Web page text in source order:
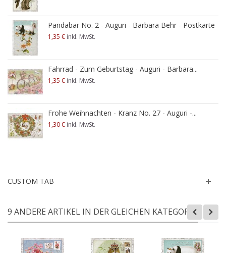
Pandabär No. 2 - Auguri - Barbara Behr - Postkarte
1,35 € inkl. MwSt.
Fahrrad - Zum Geburtstag - Auguri - Barbara...
1,35 € inkl. MwSt.
Frohe Weihnachten - Kranz No. 27 - Auguri -...
1,30 € inkl. MwSt.
CUSTOM TAB
9 ANDERE ARTIKEL IN DER GLEICHEN KATEGORIE: